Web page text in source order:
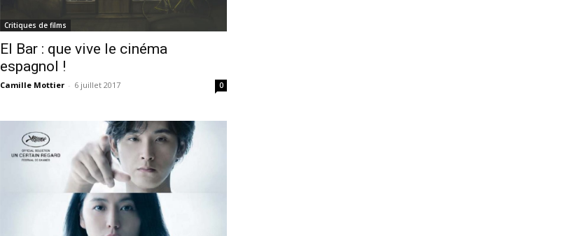
Critiques de films
El Bar : que vive le cinéma
espagnol !
Camille Mottier - 6 juillet 2017 0